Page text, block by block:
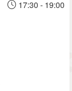
17:30 - 19:00